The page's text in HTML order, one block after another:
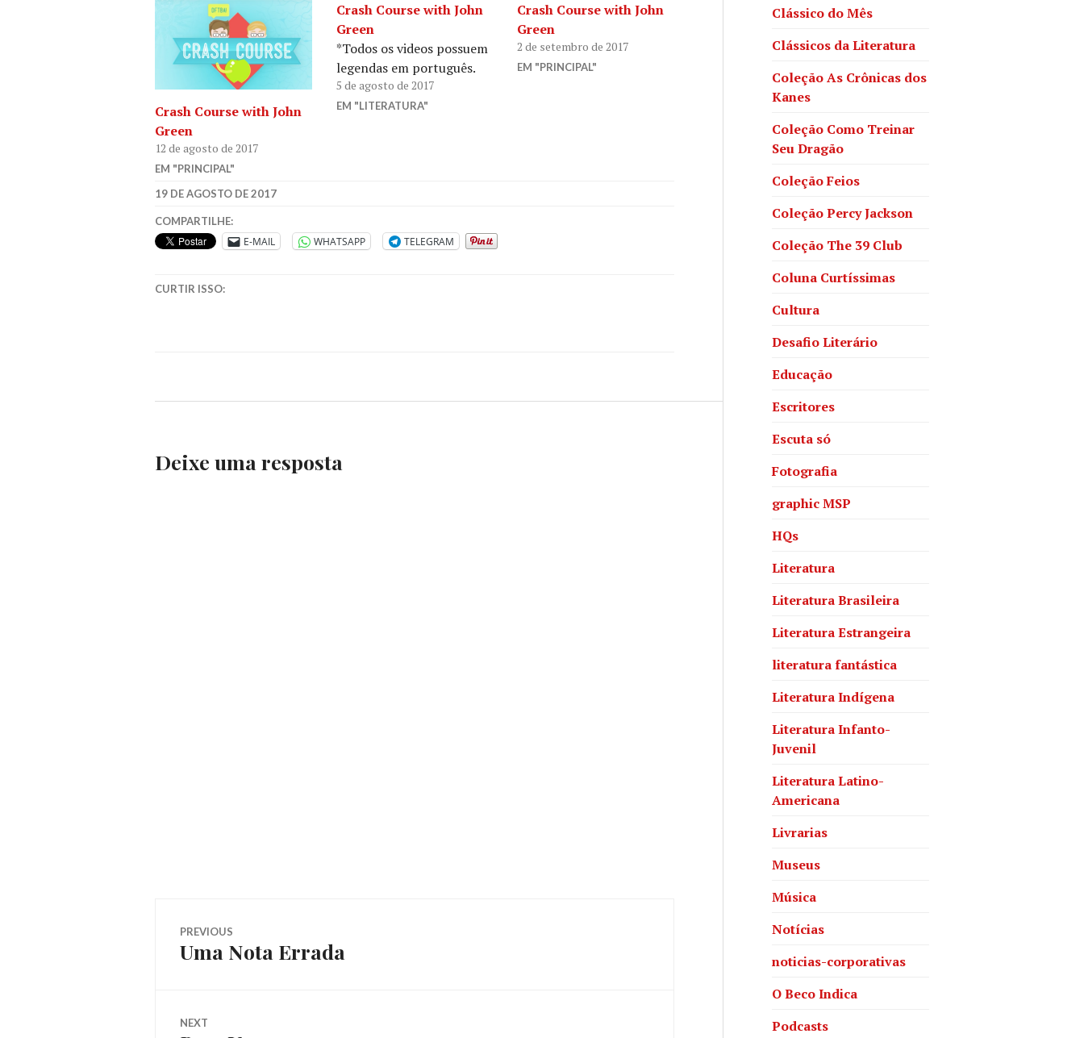
Crash Course with John
Green
12 de agosto de 2017
EM "PRINCIPAL"
Crash Course with John
Green
*Todos os videos possuem
legendas em português.
5 de agosto de 2017
EM "LITERATURA"
Crash Course with John
Green
2 de setembro de 2017
EM "PRINCIPAL"
19 DE AGOSTO DE 2017
COMPARTILHE:
E-MAIL WHATSAPP TELEGRAM
CURTIR ISSO:
Deixe uma resposta
Navegação
de
Post
PREVIOUS
Previous
Uma Nota Errada
NEXT
Clássico do Mês
Clássicos da Literatura
Coleção As Crônicas dos
Kanes
Coleção Como Treinar
Seu Dragão
Coleção Feios
Coleção Percy Jackson
Coleção The 39 Club
Coluna Curtíssimas
Cultura
Desafio Literário
Educação
Escritores
Escuta só
Fotografia
graphic MSP
HQs
Literatura
Literatura Brasileira
Literatura Estrangeira
literatura fantástica
Literatura Indígena
Literatura Infanto-
Juvenil
Literatura Latino-
Americana
Livrarias
Museus
Música
Notícias
noticias-corporativas
O Beco Indica
Podcasts